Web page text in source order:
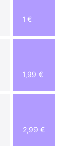
1 €
1,99 €
2,99 €